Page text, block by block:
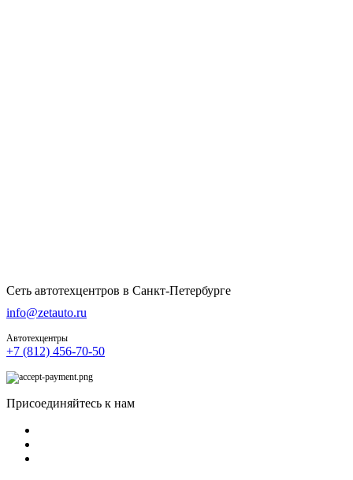
Сеть автотехцентров в Санкт-Петербурге
info@zetauto.ru
Автотехцентры
+7 (812) 456-70-50
Присоединяйтесь к нам